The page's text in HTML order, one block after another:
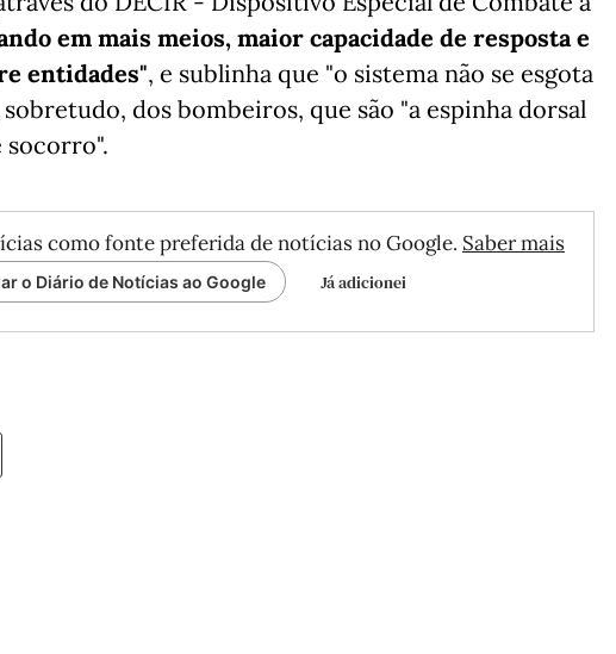
em mais meios, maior capacidade de resposta e
entidades", e sublinha que "o sistema não se esgota
dos bombeiros, que são "a espinha dorsal
socorro".
como fonte preferida de notícias no Google. Saber mais
o Diário de Notícias ao Google Já adicionei